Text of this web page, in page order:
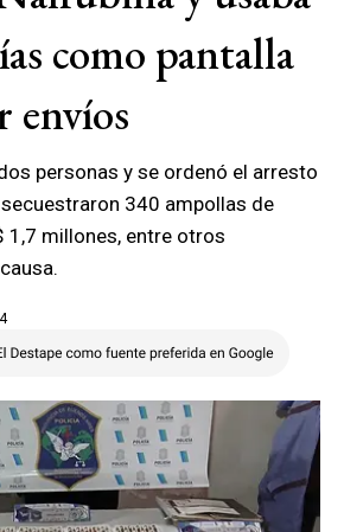
como pantalla
envíos
personas y se ordenó el arresto
340 ampollas de
1,7 millones, entre otros